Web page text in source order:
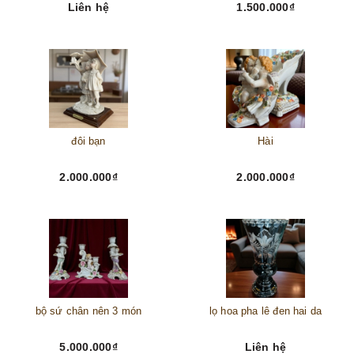
Liên hệ 1.500.000₫
đôi bạn
2.000.000₫
Hài
2.000.000₫
bộ sứ chân nên 3 món
5.000.000₫
lọ hoa pha lê đen hai da
Liên hệ